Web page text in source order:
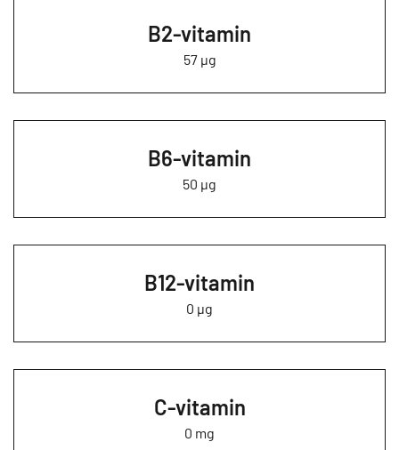
B2-vitamin
57 µg
B6-vitamin
50 µg
B12-vitamin
0 µg
C-vitamin
0 mg